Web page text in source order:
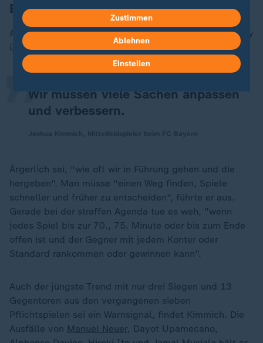
Bayerns bedenklicher Trend
Auch wenn er von der Mannschaft und Trainer Kompany
überzeugt ist, steht für Kimmich fest:
Wir müssen viele Sachen anpassen
und verbessern.
„
Ärgerlich sei, "wie oft wir in Führung gehen und die
hergeben". Man müsse "einen Weg finden, Spiele
schneller und früher zu entscheiden", führte er aus.
Gerade bei der straffen Agenda tue es weh, "wenn
jedes Spiel bis zur 70., 75. Minute oder bis zum Ende
offen ist und der Gegner mit jedem Konter oder
Standard rankommen oder gewinnen kann".
Auch der jüngste Trend mit nur drei Siegen und 13
Gegentoren aus den vergangenen sieben
Pflichtspielen sei ein Warnsignal, findet Kimmich. Die
Ausfälle von Manuel Neuer, Dayot Upamecano,
Zustimmen
Ablehnen
Einstellen